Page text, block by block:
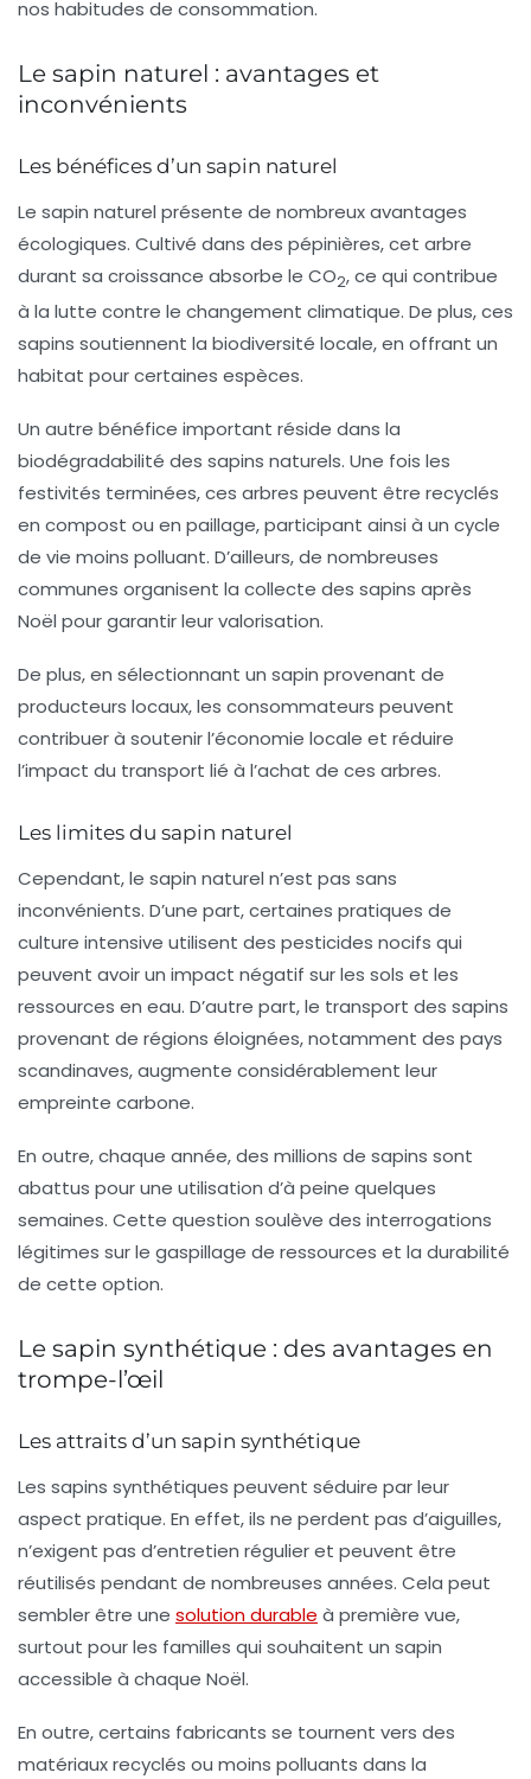
nos habitudes de consommation.
Le sapin naturel : avantages et
inconvénients
Les bénéfices d’un sapin naturel
Le sapin naturel présente de nombreux avantages
écologiques. Cultivé dans des pépinières, cet arbre
durant sa croissance absorbe le CO2, ce qui contribue
à la lutte contre le changement climatique. De plus, ces
sapins soutiennent la biodiversité locale, en offrant un
habitat pour certaines espèces.
Un autre bénéfice important réside dans la
biodégradabilité des sapins naturels. Une fois les
festivités terminées, ces arbres peuvent être recyclés
en compost ou en paillage, participant ainsi à un cycle
de vie moins polluant. D’ailleurs, de nombreuses
communes organisent la collecte des sapins après
Noël pour garantir leur valorisation.
De plus, en sélectionnant un sapin provenant de
producteurs locaux, les consommateurs peuvent
contribuer à soutenir l’économie locale et réduire
l’impact du transport lié à l’achat de ces arbres.
Les limites du sapin naturel
Cependant, le sapin naturel n’est pas sans
inconvénients. D’une part, certaines pratiques de
culture intensive utilisent des pesticides nocifs qui
peuvent avoir un impact négatif sur les sols et les
ressources en eau. D’autre part, le transport des sapins
provenant de régions éloignées, notamment des pays
scandinaves, augmente considérablement leur
empreinte carbone.
En outre, chaque année, des millions de sapins sont
abattus pour une utilisation d’à peine quelques
semaines. Cette question soulève des interrogations
légitimes sur le gaspillage de ressources et la durabilité
de cette option.
Le sapin synthétique : des avantages en
trompe-l’œil
Les attraits d’un sapin synthétique
Les sapins synthétiques peuvent séduire par leur
aspect pratique. En effet, ils ne perdent pas d’aiguilles,
n’exigent pas d’entretien régulier et peuvent être
réutilisés pendant de nombreuses années. Cela peut
sembler être une solution durable à première vue,
surtout pour les familles qui souhaitent un sapin
accessible à chaque Noël.
En outre, certains fabricants se tournent vers des
matériauxrecyclés ou moins polluants dans la